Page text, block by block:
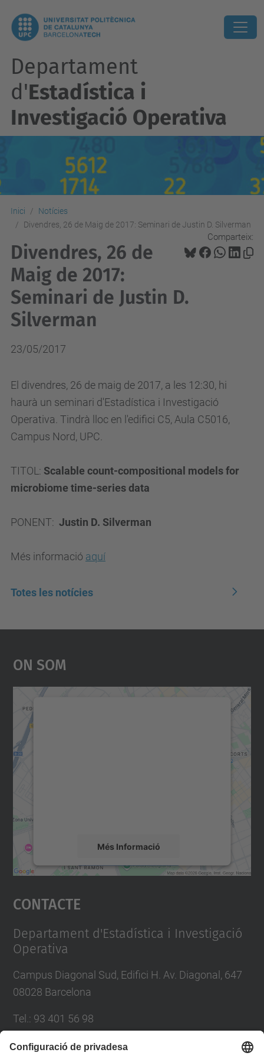
Departament
d'Estadística i
Investigació Operativa
Inici
Notícies
Divendres, 26 de Maig de 2017: Seminari de Justin D. Silverman
Comparteix:
Divendres, 26 de
Maig de 2017:
Seminari de Justin D.
Silverman
23/05/2017
El divendres, 26 de maig de 2017, a les 12:30, hi
haurà un seminari d'Estadística i Investigació
Operativa. Tindrà lloc en l'edifici C5, Aula C5016,
Campus Nord, UPC.
TITOL: Scalable count-compositional models for
microbiome time-series data
PONENT: Justin D. Silverman
Més informació aquí
Totes les notícies
On Som
Més Informació
Accepta
powered by
Contacte
Departament d'Estadística i Investigació
Operativa
Campus Diagonal Sud, Edifici H. Av. Diagonal, 647
08028 Barcelona
Tel. : 93 401 56 98
E-mail:director.eio@upc.edu